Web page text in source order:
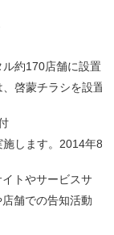
約170店舗に設置
啓蒙チラシを設置
します。2014年8
トやサービスサ
舗での告知活動